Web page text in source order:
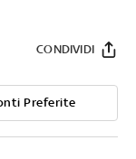
Preferite
CONDIVIDI